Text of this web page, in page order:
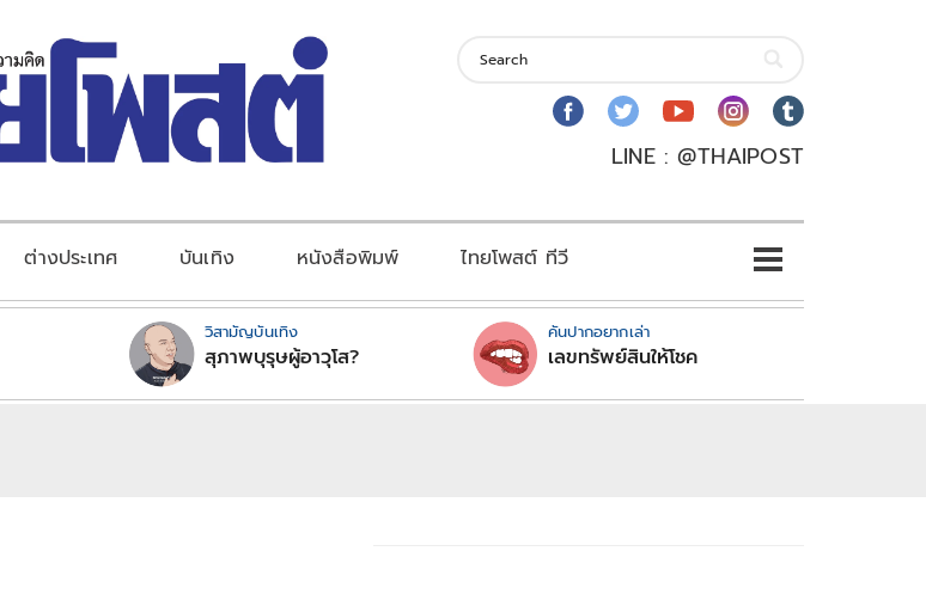
LINE : @THAIPOST
ต่างประเทศ บันเทิง หนังสือพิมพ์ ไทยโพสต์ ทีวี
วิสามัญบันเทิง
สุภาพบุรุษผู้อาวุโส?
คันปากอยากเล่า
เลขทรัพย์สินให้โชค